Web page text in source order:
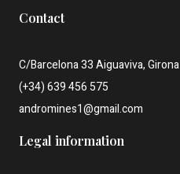
Contact
C/Barcelona 33 Aiguaviva, Girona
(+34) 639 456 575
andromines1@gmail.com
Legal information